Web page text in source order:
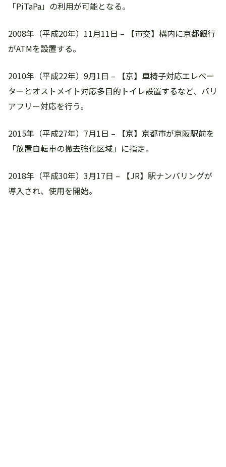
「PiTaPa」の利用が可能となる。
2008年（平成20年）11月11日 – 【市交】構内に京都銀行
がATMを設置する。
2010年（平成22年）9月1日 – 【京】車椅子対応エレベー
ターとオストメイト対応多目的トイレ設置するなど、バリ
アフリー対応を行う。
2015年（平成27年）7月1日 – 【京】京都市が京阪駅前を
「放置自転車の撤去強化区域」に指定。
2018年（平成30年）3月17日 – 【JR】駅ナンバリングが
導入され、使用を開始。